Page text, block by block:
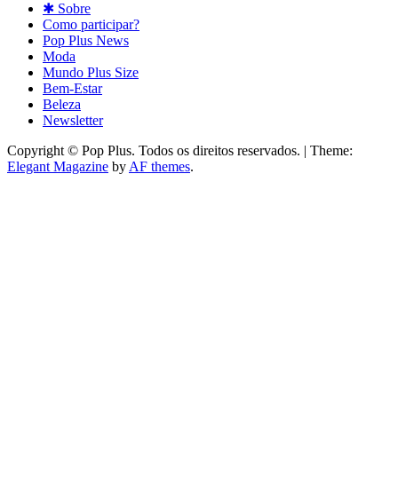
✱ Sobre
Como participar?
Pop Plus News
Moda
Mundo Plus Size
Bem-Estar
Beleza
Newsletter
Copyright © Pop Plus. Todos os direitos reservados. | Theme:
Elegant Magazine by AF themes.